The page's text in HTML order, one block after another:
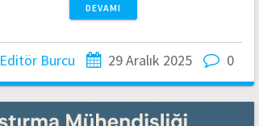
DEVAMI
Editör Burcu 29 Aralık 2025 0